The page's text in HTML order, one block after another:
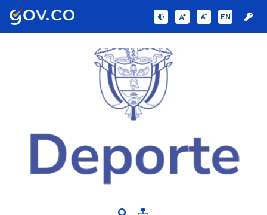
EN